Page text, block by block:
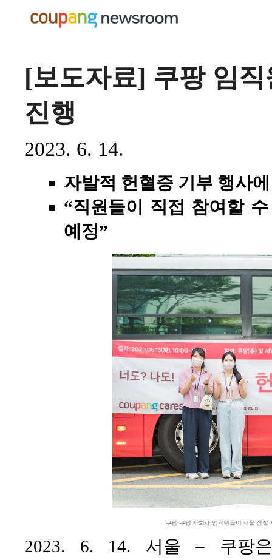
[보도자료] 쿠팡 임직
진행
2023. 6. 14.
자발적 헌혈증 기부 행사
“직원들이 직접 참여할
예정”
쿠팡∙쿠팡 자회사 임직원들이 서울 잠
2023. 6. 14. 서울 – 쿠팡